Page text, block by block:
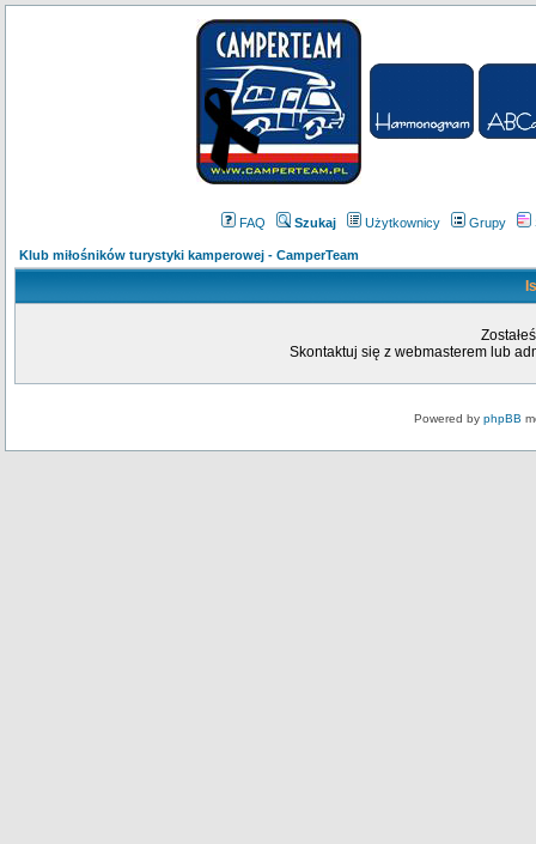
FAQ Szukaj Użytkownicy Grupy
Klub miłośników turystyki kamperowej - CamperTeam
Skontaktuj się z webmasterem lub
Powered by phpBB